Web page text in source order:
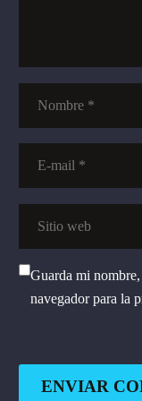
Guarda mi
navegador para la
ENVIAR